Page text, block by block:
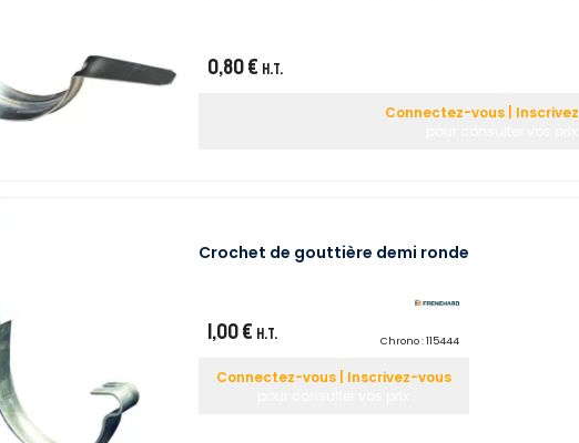
0,80 € H.T.
Connectez-vous |
Crochet de gouttière demi ronde
1,00 € H.T. Chrono :115444
Connectez-vous | Inscrivez-vous